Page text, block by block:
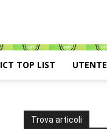
ICT TOP LIST UTENTE
Trova articoli